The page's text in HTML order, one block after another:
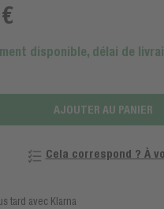
disponible, délai de
AJOUTER AU PANIER
Cela correspond ? À
tard avec Klarna